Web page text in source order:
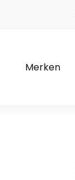
Merken